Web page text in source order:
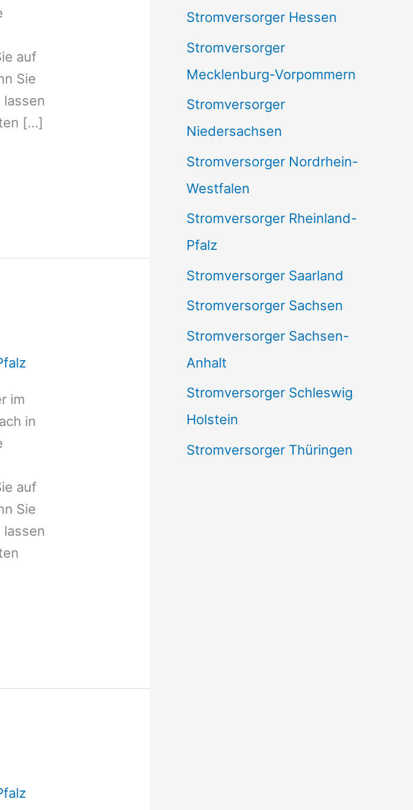
auf
Sie
[…]
im
in
auf
Sie
Stromversorger Hessen
Stromversorger
Mecklenburg-Vorpommern
Stromversorger
Niedersachsen
Stromversorger Nordrhein-
Westfalen
Stromversorger Rheinland-
Pfalz
Stromversorger Saarland
Stromversorger Sachsen
Stromversorger Sachsen-
Anhalt
Stromversorger Schleswig
Holstein
Stromversorger Thüringen